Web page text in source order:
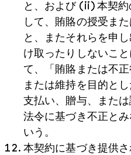
と、および (ii) 本契
して、賄賂の授受ま
と、またそれらを申
け取ったりしないこ
て、「賄賂または不
または維持を目的と
支払い、贈与、また
法令に基づき不正と
いう。
本契約に基づき提供